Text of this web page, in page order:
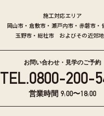
施工対応エリア
岡山市 ・ 倉敷市 ・ 瀬戸内市 ・ 赤磐市 ・
玉野市 ・ 総社市 およびその近郊
お問い合わせ・見学のご予約
TEL.0800-200-
営業時間 9:00〜18:00